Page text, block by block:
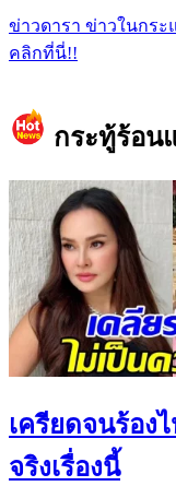
ข่าวดารา ข่าวในกระ
คลิกที่นี่!!
กระทู้ร้อน
เครียดจนร้อง
จริงเรื่องนี้